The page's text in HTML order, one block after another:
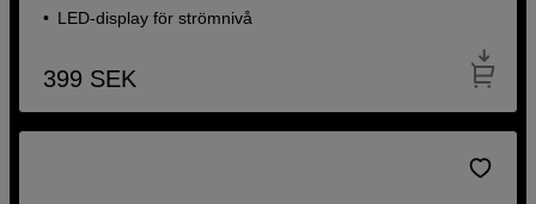
LED-display för strömnivå
399 SEK